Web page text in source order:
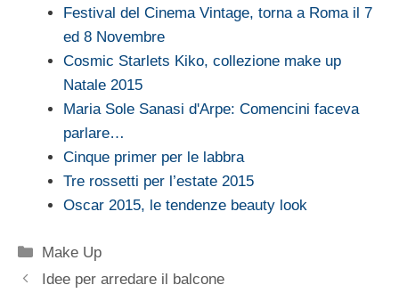
Festival del Cinema Vintage, torna a Roma il 7
ed 8 Novembre
Cosmic Starlets Kiko, collezione make up
Natale 2015
Maria Sole Sanasi d'Arpe: Comencini faceva
parlare…
Cinque primer per le labbra
Tre rossetti per l’estate 2015
Oscar 2015, le tendenze beauty look
Categorie
Make Up
Idee per arredare il balcone